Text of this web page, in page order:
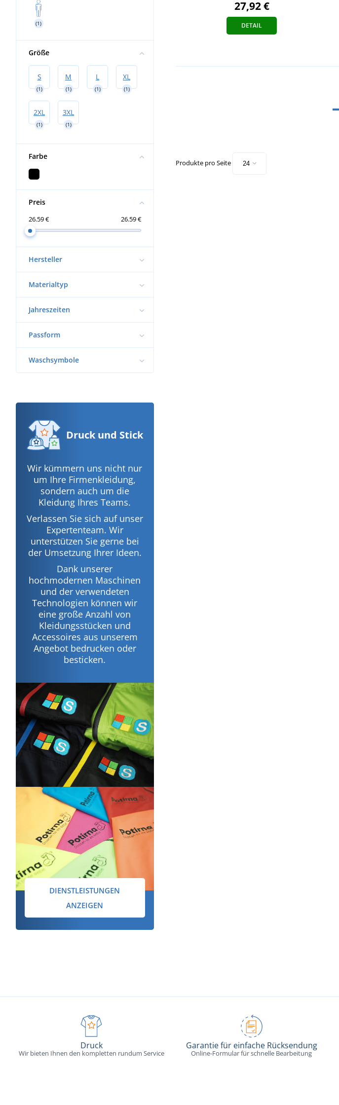
(1)
Größe
S
(1)
M
(1)
L
(1)
XL
(1)
2XL
(1)
3XL
(1)
Farbe
Preis
26.59 € 26.59 €
Hersteller
Materialtyp
Jahreszeiten
Passform
Waschsymbole
Druck und Stick
Wir kümmern uns nicht nur
um Ihre Firmenkleidung,
sondern auch um die
Kleidung Ihres Teams.
Verlassen Sie sich auf unser
Expertenteam. Wir
unterstützen Sie gerne bei
der Umsetzung Ihrer Ideen.
Dank unserer
hochmodernen Maschinen
und der verwendeten
Technologien können wir
eine große Anzahl von
Kleidungsstücken und
Accessoires aus unserem
Angebot bedrucken oder
besticken.
DIENSTLEISTUNGEN
ANZEIGEN
27,92 €
DETAIL
Produkte pro Seite
Druck
Wir bieten Ihnen den kompletten rundum Service
Garantie für einfache Rücksendung
Online-Formular für schnelle Bearbeitung